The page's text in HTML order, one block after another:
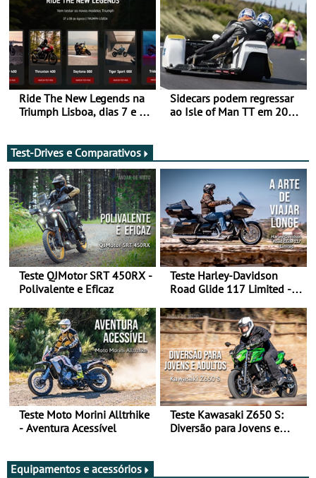
Ride The New Legends na
Triumph Lisboa, dias 7 e 8
Sidecars podem regressar
ao Isle of Man TT em 2027
Test-Drives e Comparativos
Teste QJMotor SRT 450RX -
Polivalente e Eficaz
Teste Harley-Davidson
Road Glide 117 Limited - A
Teste Moto Morini Alltrhike
- Aventura Acessível
Teste Kawasaki Z650 S:
Diversão para Jovens e
Equipamentos e acessórios